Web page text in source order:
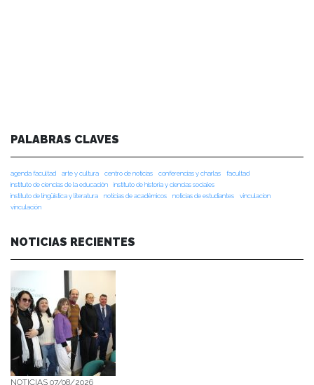
PALABRAS CLAVES
agenda facultad arte y cultura centro de noticias conferencias y charlas
facultad
instituto de ciencias de la educación
instituto de historia y ciencias sociales
instituto de lingüística y literatura
noticias de académicos noticias de estudiantes
vinculacion
vinculación
NOTICIAS RECIENTES
NOTICIAS 07/08/2026